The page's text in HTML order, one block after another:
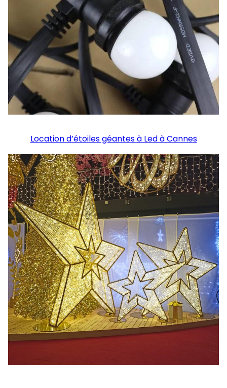
Location d’étoiles géantes à Led à Cannes